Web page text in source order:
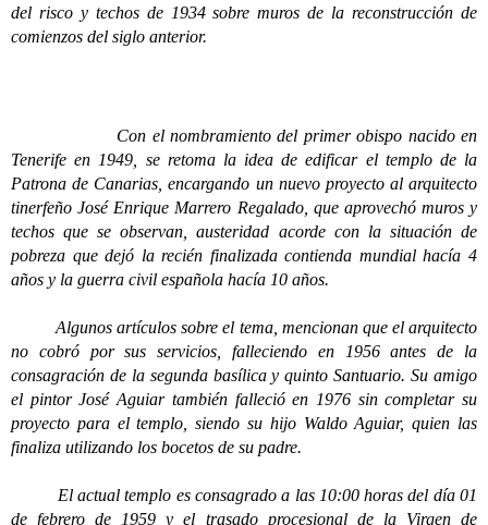
del risco y techos de 1934 sobre muros de la reconstrucción de
comienzos del siglo anterior.
Con el nombramiento del primer obispo nacido en
Tenerife en 1949, se retoma la idea de edificar el templo de la
Patrona de Canarias, encargando un nuevo proyecto al arquitecto
tinerfeño José Enrique Marrero Regalado, que aprovechó muros y
techos que se observan, austeridad acorde con la situación de
pobreza que dejó la recién finalizada contienda mundial hacía 4
años y la guerra civil española hacía 10 años.
Algunos artículos sobre el tema, mencionan que el arquitecto
no cobró por sus servicios, falleciendo en 1956 antes de la
consagración de la segunda basílica y quinto Santuario. Su amigo
el pintor José Aguiar también falleció en 1976 sin completar su
proyecto para el templo, siendo su hijo Waldo Aguiar, quien las
finaliza utilizando los bocetos de su padre.
El actual templo es consagrado a las 10:00 horas del día 01
de febrero de 1959 y el trasado procesional de la Virgen de